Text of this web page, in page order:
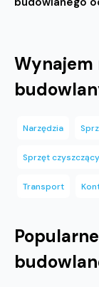
Wynajem
Narzędzia
Sprzęt czyszczący
Transport